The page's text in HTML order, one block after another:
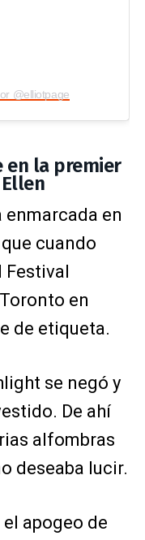
@elliotpage
en la premier
en
cuando
Festival
en
de etiqueta.
se negó y
De ahí
alfombras
deseaba lucir.
el apogeo de